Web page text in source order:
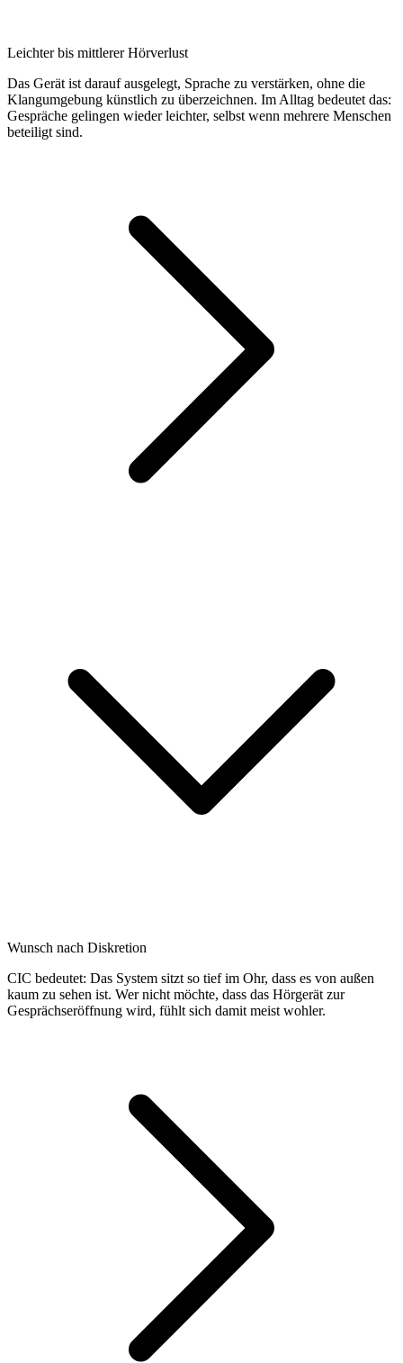
Leichter bis mittlerer Hörverlust
Das Gerät ist darauf ausgelegt, Sprache zu verstärken, ohne die
Klangumgebung künstlich zu überzeichnen. Im Alltag bedeutet das:
Gespräche gelingen wieder leichter, selbst wenn mehrere Menschen
beteiligt sind.
Wunsch nach Diskretion
CIC bedeutet: Das System sitzt so tief im Ohr, dass es von außen
kaum zu sehen ist. Wer nicht möchte, dass das Hörgerät zur
Gesprächseröffnung wird, fühlt sich damit meist wohler.